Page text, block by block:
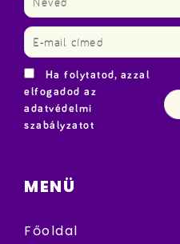
Ha folytatod, azzal
elfogadod az
adatvédelmi
szabályzatot
MENÜ
Főoldal